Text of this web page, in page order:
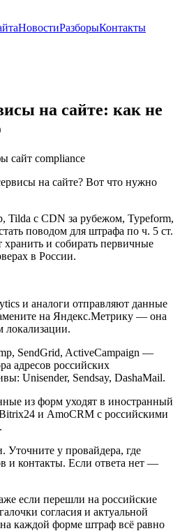
НовостиРазборыКонтакты
на сайте: как не
сайт compliance
на сайте? Вот что нужно
Tilda с CDN за рубежом, Typeform,
поводом для штрафа по ч. 5 ст.
хранить и собирать первичные
в России.
и аналоги отправляют данные
на Яндекс.Метрику — она
локализации.
SendGrid, ActiveCampaign —
адресов российских
Unisender, Sendsay, DashaMail.
из форм уходят в иностранный
и AmoCRM с российскими
Уточните у провайдера, где
и контакты. Если ответа нет —
если перешли на российские
согласия и актуальной
каждой форме штраф всё равно